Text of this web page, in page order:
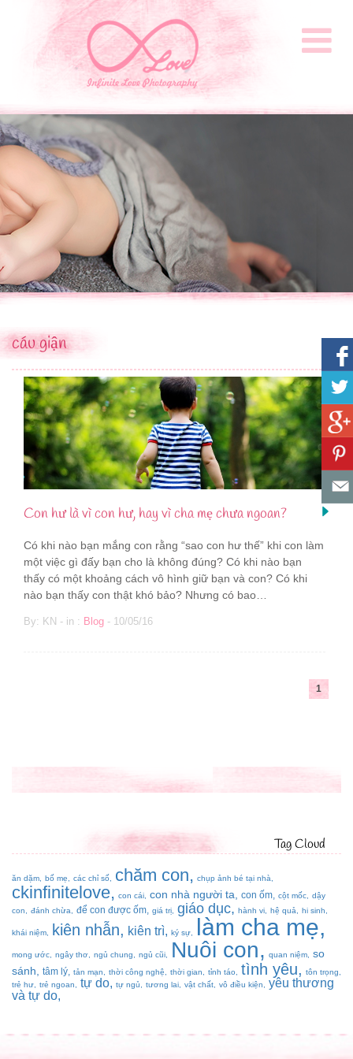
cáu giận
Con hư là vì con hư, hay vì cha mẹ chưa ngoan?
Có khi nào bạn mắng con rằng “sao con hư thế” khi con làm
một việc gì đấy bạn cho là không đúng? Có khi nào bạn
thấy có một khoảng cách vô hình giữ bạn và con? Có khi
nào bạn thấy con thật khó bảo? Nhưng có bao…
By: KN - in : Blog - 10/05/16
1
Tag Cloud
ăn dặm bố mẹ các chỉ số chăm con chụp ảnh bé tại nhà
ckinfinitelove con cái con nhà người ta con ốm cột mốc
dậy
con
đánh chừa để con được ốm giá trị giáo dục hành vi hệ quả hi sinh
khái niệm kiên nhẫn kiên trì ký sự làm cha mẹ
mong ước ngây thơ ngủ chung ngủ cũi Nuôi con quan niệm
so
sánh
tâm lý tản mạn thời công nghệ thời gian tỉnh táo tình yêu
tôn trọng
trẻ hư
trẻ ngoan tự do tự ngủ tương lai vật chất vô điều kiện
yêu thương
và tự do